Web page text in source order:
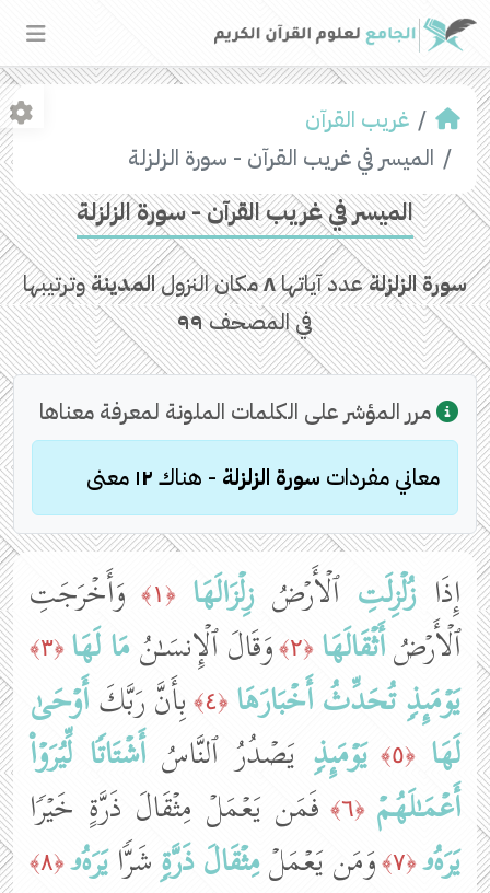
غريب القرآن
الميسر في غريب القرآن - سورة الزلزلة
الميسر في غريب القرآن - سورة الزلزلة
سورة الزلزلةعدد آياتها٨مكان النزولالمدينةوترتيبها
في المصحف٩٩
مرر المؤشر على الكلمات الملونة لمعرفة معناها
معاني مفردات سورة الزلزلة - هناك ١٢ معنى
إِذَا زُلۡزِلَتِ ٱلۡأَرۡضُ زِلۡزَالَهَا ﴿١﴾
وَأَخۡرَجَتِ
ٱلۡأَرۡضُأَثۡقَالَهَا ﴿٢﴾ وَقَالَ ٱلۡإِنسَـٰنُمَا لَهَا ﴿٣﴾
یَوۡمَىِٕذࣲتُحَدِّثُ أَخۡبَارَهَا ﴿٤﴾ بِأَنَّ رَبَّكَ أَوۡحَىٰ
لَهَا ﴿٥﴾ یَوۡمَىِٕذࣲ یَصۡدُرُ ٱلنَّاسُأَشۡتَاتࣰا لِّیُرَوۡا۟
أَعۡمَـٰلَهُمۡ ﴿٦﴾
فَمَن یَعۡمَلۡ مِثۡقَالَ ذَرَّةٍ خَیۡرࣰا
یَرَهُۥ ﴿٧﴾ وَمَن یَعۡمَلۡمِثۡقَالَ ذَرَّةࣲشَرࣰّایَرَهُۥ ﴿٨﴾